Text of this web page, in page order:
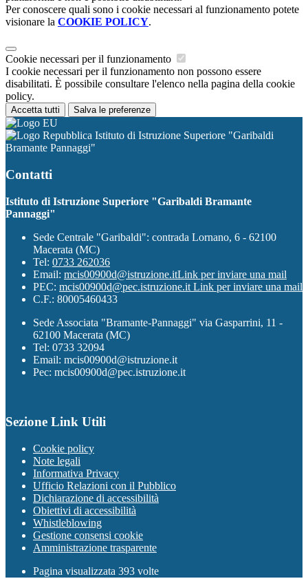
Per conoscere quali sono i cookie necessari al funzionamento potete
visionare la COOKIE POLICY.
Cookie necessari per il funzionamento
I cookie necessari per il funzionamento non possono essere
disabilitati. È possibile consultare l'elenco nella pagina della cookie
policy.
Accetta tutti Salva le preferenze
Istituto di Istruzione Superiore "Garibaldi
Bramante Pannaggi"
Contatti
Istituto di Istruzione Superiore "Garibaldi Bramante
Pannaggi"
Sede Centrale "Garibaldi": contrada Lornano, 6 - 62100
Macerata (MC)
Tel: 0733 262036
Email: mcis00900d@istruzione.itLink per inviare una mail
PEC: mcis00900d@pec.istruzione.it Link per inviare una mail
C.F.: 80005460433
Sede Associata "Bramante-Pannaggi" via Gasparrini, 11 -
62100 Macerata (MC)
Tel: 0733 32094
Email: mcis00900d@istruzione.it
Pec: mcis00900d@pec.istruzione.it
Sezione Link Utili
Cookie policy
Note legali
Informativa Privacy
Ufficio Relazioni con il Pubblico
Dichiarazione di accessibilità
Obiettivi di accessibilità
Whistleblowing
Gestione consensi cookie
Amministrazione trasparente
Pagina visualizzata 393 volte